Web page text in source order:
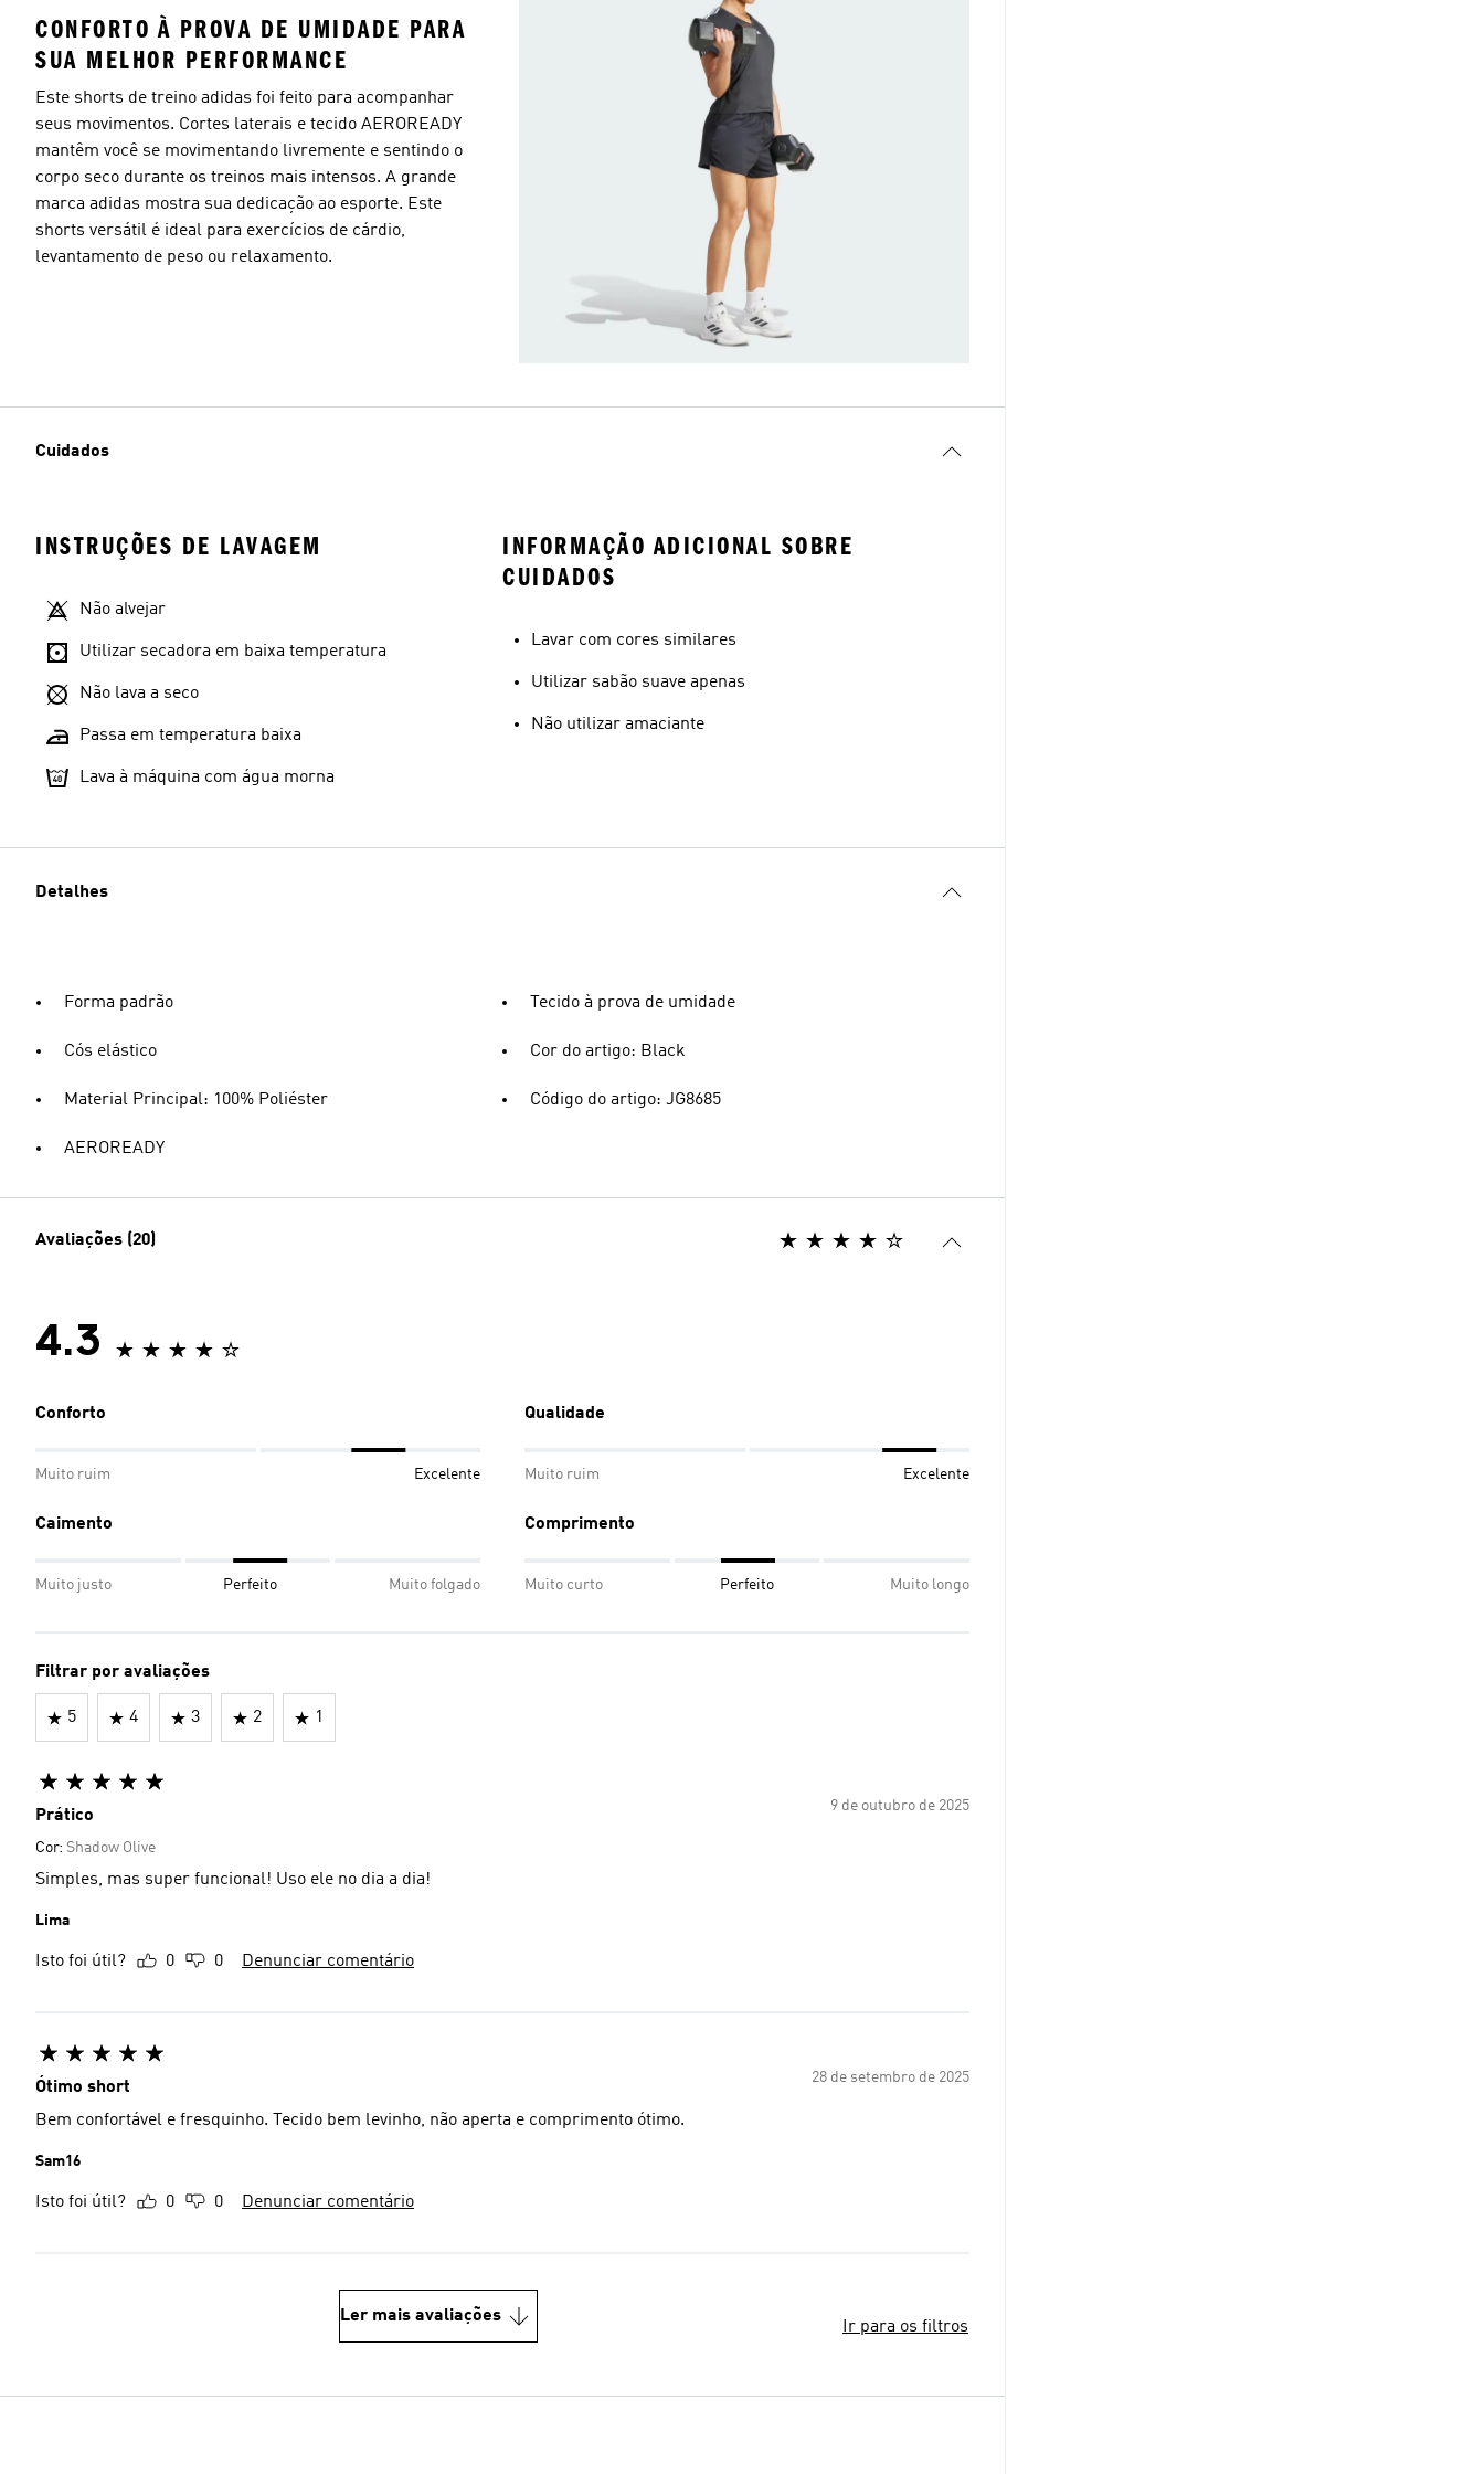
CONFORTO À PROVA DE UMIDADE PARA
SUA MELHOR PERFORMANCE
Este shorts de treino adidas foi feito para acompanhar
seus movimentos. Cortes laterais e tecido AEROREADY
mantêm você se movimentando livremente e sentindo o
corpo seco durante os treinos mais intensos. A grande
marca adidas mostra sua dedicação ao esporte. Este
shorts versátil é ideal para exercícios de cárdio,
levantamento de peso ou relaxamento.
Cuidados
INSTRUÇÕES DE LAVAGEM
Não alvejar
Utilizar secadora em baixa temperatura
Não lava a seco
Passa em temperatura baixa
Lava à máquina com água morna
INFORMAÇÃO ADICIONAL SOBRE
CUIDADOS
Lavar com cores similares
Utilizar sabão suave apenas
Não utilizar amaciante
Detalhes
Forma padrão
Cós elástico
Material Principal: 100% Poliéster
AEROREADY
Tecido à prova de umidade
Cor do artigo: Black
Código do artigo: JG8685
Avaliações (20)
4.3
Conforto
Muito ruim Excelente
Qualidade
Muito ruim Excelente
Caimento
Muito justo Perfeito Muito folgado
Comprimento
Muito curto Perfeito Muito longo
Filtrar por avaliações
5 4 3 2 1
9 de outubro de 2025
Prático
Cor: Shadow Olive
Simples, mas super funcional! Uso ele no dia a dia!
Lima
Isto foi útil? 0 0 Denunciar comentário
28 de setembro de 2025
Ótimo short
Bem confortável e fresquinho. Tecido bem levinho, não aperta e comprimento ótimo.
Sam16
Isto foi útil? 0 0 Denunciar comentário
Ler mais avaliações
Ir para os filtros